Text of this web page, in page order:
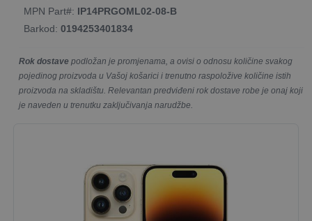
MPN Part#: IP14PRGOML02-08-B
Barkod: 0194253401834
Rok dostave podložan je promjenama, a ovisi o odnosu količine svakog
pojedinog proizvoda u Vašoj košarici i trenutno raspoložive količine istih
proizvoda na skladištu. Relevantan predviđeni rok dostave robe je onaj koji
je naveden u trenutku zaključivanja narudžbe.